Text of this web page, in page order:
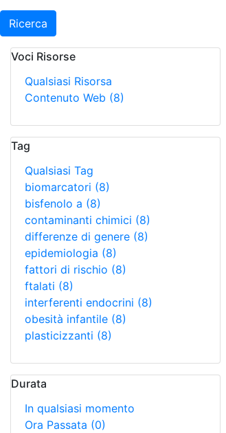
Ricerca
Voci Risorse
Qualsiasi Risorsa
Contenuto Web (8)
Tag
Qualsiasi Tag
biomarcatori (8)
bisfenolo a (8)
contaminanti chimici (8)
differenze di genere (8)
epidemiologia (8)
fattori di rischio (8)
ftalati (8)
interferenti endocrini (8)
obesità infantile (8)
plasticizzanti (8)
Durata
In qualsiasi momento
Ora Passata (0)